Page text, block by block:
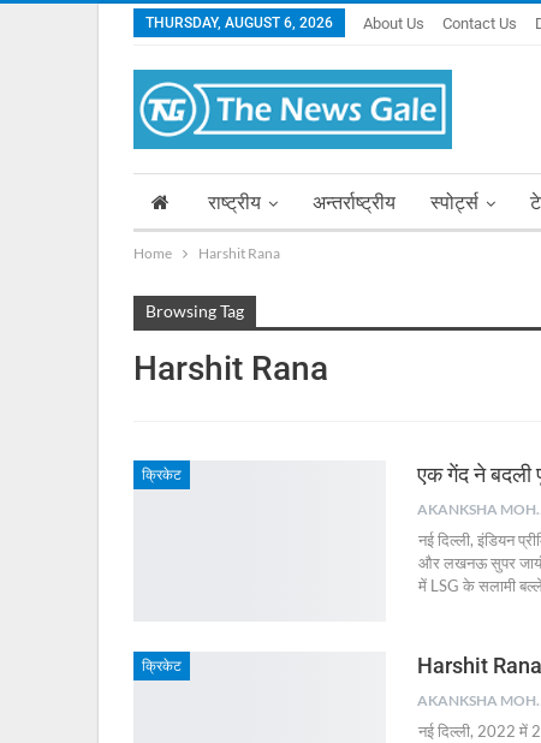
THURSDAY, AUGUST 6, 2026 About Us Contact Us
राष्ट्रीय अन्तर्राष्ट्रीय स्पोर्ट्स
Home Harshit Rana
Browsing Tag
Harshit Rana
क्रिकेट एक गेंद ने बदली
नई दिल्ली, इंडियन
और लखनऊ सुपर
में LSG के सलामी
क्रिकेट Harshit Rana
नई दिल्ली, 2022